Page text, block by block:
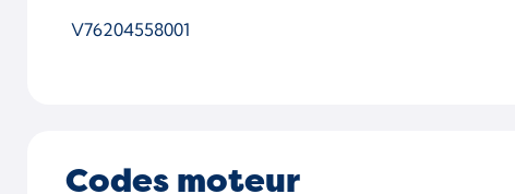
V76204558001
Codes moteur